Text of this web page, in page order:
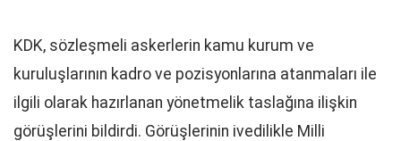
KDK, sözleşmeli askerlerin kamu kurum ve
kuruluşlarının kadro ve pozisyonlarına atanmaları ile
ilgili olarak hazırlanan yönetmelik taslağına ilişkin
görüşlerini bildirdi. Görüşlerinin ivedilikle Milli